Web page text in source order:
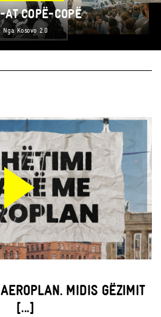
AT COPË-COPË
NgaKosovo 2.0
MIDIS GËZIMIT
[...]